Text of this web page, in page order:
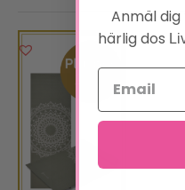
Anmäl
härlig dos